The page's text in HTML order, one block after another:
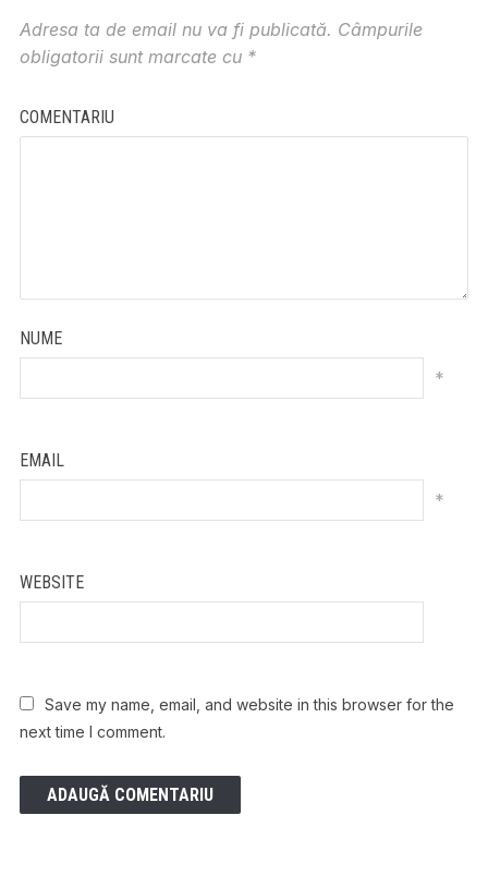
Adresa ta de email nu va fi publicată. Câmpurile
obligatorii sunt marcate cu *
COMENTARIU
NUME
*
EMAIL
*
WEBSITE
Save my name, email, and website in this browser for the
next time I comment.